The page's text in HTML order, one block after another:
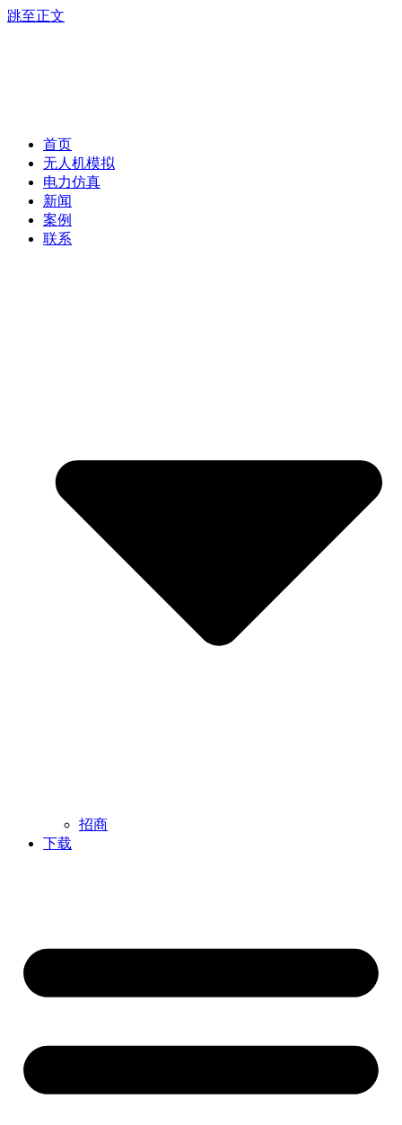
跳至正文
首页
无人机模拟
电力仿真
新闻
案例
联系
招商
下载